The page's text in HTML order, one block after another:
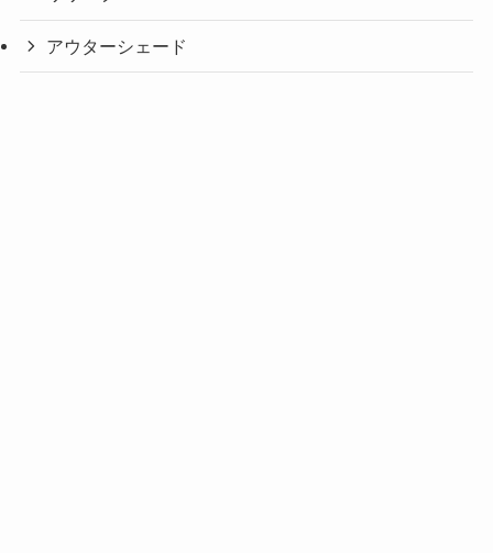
アウターシェード